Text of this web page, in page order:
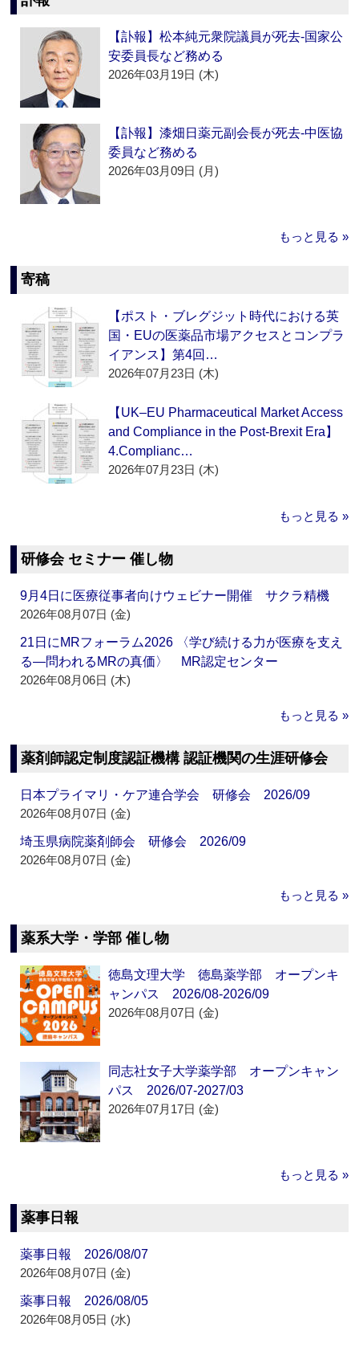
【訃報】松本純元衆院議員が死去‐国家公
安委員長など務める
2026年03月19日 (木)
【訃報】漆畑日薬元副会長が死去‐中医協
委員など務める
2026年03月09日 (月)
もっと見る »
寄稿
【ポスト・ブレグジット時代における英
国・EUの医薬品市場アクセスとコンプラ
イアンス】第4回…
2026年07月23日 (木)
【UK–EU Pharmaceutical Market Access
and Compliance in the Post-Brexit Era】
4.Complianc…
2026年07月23日 (木)
もっと見る »
研修会 セミナー 催し物
9月4日に医療従事者向けウェビナー開催 サクラ精機
2026年08月07日 (金)
21日にMRフォーラム2026 〈学び続ける力が医療を支え
る―問われるMRの真価〉 MR認定センター
2026年08月06日 (木)
もっと見る »
薬剤師認定制度認証機構 認証機関の生涯研修会
日本プライマリ・ケア連合学会 研修会 2026/09
2026年08月07日 (金)
埼玉県病院薬剤師会 研修会 2026/09
2026年08月07日 (金)
もっと見る »
薬系大学・学部 催し物
徳島文理大学 徳島薬学部 オープンキ
ャンパス 2026/08-2026/09
2026年08月07日 (金)
同志社女子大学薬学部 オープンキャン
パス 2026/07-2027/03
2026年07月17日 (金)
もっと見る »
薬事日報
薬事日報 2026/08/07
2026年08月07日 (金)
薬事日報 2026/08/05
2026年08月05日 (水)